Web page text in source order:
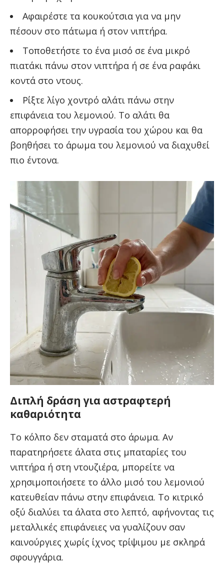
Αφαιρέστε τα κουκούτσια για να μην
πέσουν στο πάτωμα ή στον νιπτήρα.
Τοποθετήστε το ένα μισό σε ένα μικρό
πιατάκι πάνω στον νιπτήρα ή σε ένα ραφάκι
κοντά στο ντους.
Ρίξτε λίγο χοντρό αλάτι πάνω στην
επιφάνεια του λεμονιού. Το αλάτι θα
απορροφήσει την υγρασία του χώρου και θα
βοηθήσει το άρωμα του λεμονιού να διαχυθεί
πιο έντονα.
Διπλή δράση για αστραφτερή
καθαριότητα
Το κόλπο δεν σταματά στο άρωμα. Αν
παρατηρήσετε άλατα στις μπαταρίες του
νιπτήρα ή στη ντουζιέρα, μπορείτε να
χρησιμοποιήσετε το άλλο μισό του λεμονιού
κατευθείαν πάνω στην επιφάνεια. Το κιτρικό
οξύ διαλύει τα άλατα στο λεπτό, αφήνοντας τις
μεταλλικές επιφάνειες να γυαλίζουν σαν
καινούργιες χωρίς ίχνος τρίψιμου με σκληρά
σφουγγάρια.